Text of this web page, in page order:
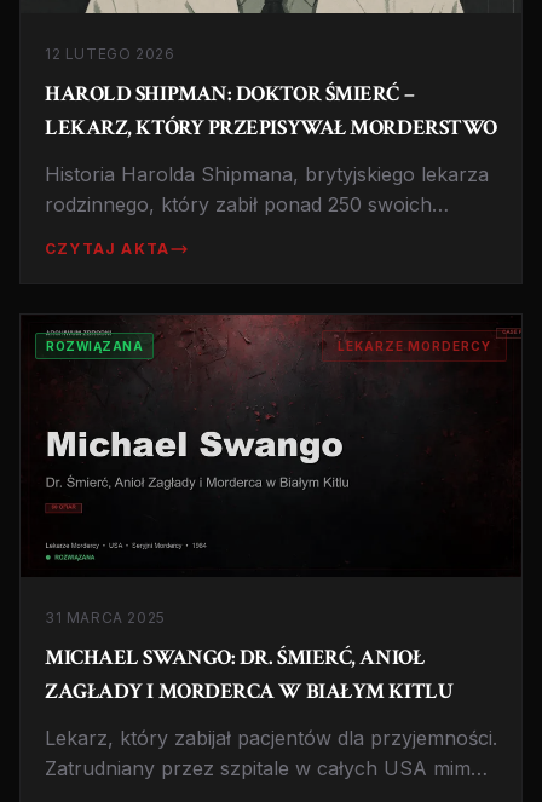
12 LUTEGO 2026
HAROLD SHIPMAN: DOKTOR ŚMIERĆ –
LEKARZ, KTÓRY PRZEPISYWAŁ MORDERSTWO
Historia Harolda Shipmana, brytyjskiego lekarza
rodzinnego, który zabił ponad 250 swoich
medycyny.
CZYTAJ AKTA
ROZWIĄZANA LEKARZE MORDERCY
31 MARCA 2025
MICHAEL SWANGO: DR. ŚMIERĆ, ANIOŁ
ZAGŁADY I MORDERCA W BIAŁYM KITLU
Lekarz, który zabijał pacjentów dla przyjemności.
Zatrudniany przez szpitale w całych USA mimo